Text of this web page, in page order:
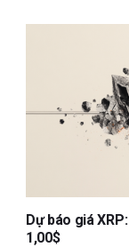
Dự báo giá
1,00$